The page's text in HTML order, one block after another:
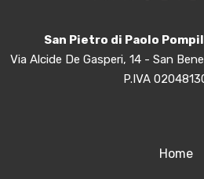
San Pietro di Paolo
Via Alcide De Gasperi, 14 - San
P.IVA
Home